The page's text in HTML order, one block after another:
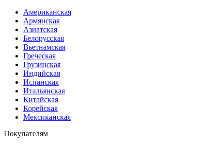
Американская
Армянская
Азиатская
Белорусская
Вьетнамская
Греческая
Грузинская
Индийская
Испанская
Итальянская
Китайская
Корейская
Мексиканская
Покупателям